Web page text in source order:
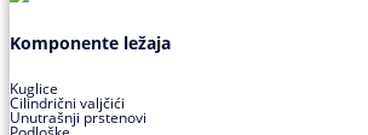
Komponente ležaja
Kuglice
Cilindrični valjčići
Unutrašnji prstenovi